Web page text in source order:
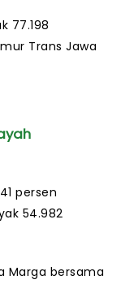
77.198
Trans Jawa
persen
54.982
Marga bersama